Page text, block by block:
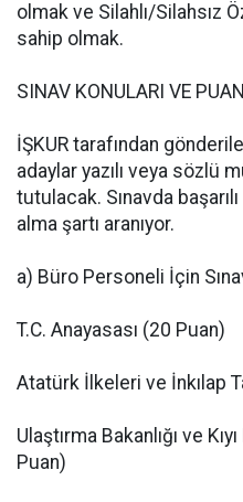
olmak ve Silahlı/Silahsız
sahip olmak.
SINAV KONULARI VE
İŞKUR tarafından
adaylar yazılı veya sözlü
tutulacak. Sınavda
alma şartı aranıyor.
a) Büro Personeli İçin
T.C. Anayasası (20 Puan)
Atatürk İlkeleri ve İnkılap
Ulaştırma Bakanlığı ve
Puan)